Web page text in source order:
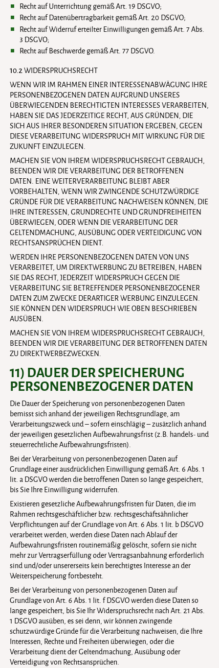
Recht auf Unterrichtung gemäß Art. 19 DSGVO;
Recht auf Datenübertragbarkeit gemäß Art. 20 DSGVO;
Recht auf Widerruf erteilter Einwilligungen gemäß Art. 7 Abs.
3 DSGVO;
Recht auf Beschwerde gemäß Art. 77 DSGVO.
10.2WIDERSPRUCHSRECHT
WENN WIR IM RAHMEN EINER INTERESSENABWÄGUNG IHRE
PERSONENBEZOGENEN DATEN AUFGRUND UNSERES
ÜBERWIEGENDEN BERECHTIGTEN INTERESSES VERARBEITEN,
HABEN SIE DAS JEDERZEITIGE RECHT, AUS GRÜNDEN, DIE
SICH AUS IHRER BESONDEREN SITUATION ERGEBEN, GEGEN
DIESE VERARBEITUNG WIDERSPRUCH MIT WIRKUNG FÜR DIE
ZUKUNFT EINZULEGEN.
MACHEN SIE VON IHREM WIDERSPRUCHSRECHT GEBRAUCH,
BEENDEN WIR DIE VERARBEITUNG DER BETROFFENEN
DATEN. EINE WEITERVERARBEITUNG BLEIBT ABER
VORBEHALTEN, WENN WIR ZWINGENDE SCHUTZWÜRDIGE
GRÜNDE FÜR DIE VERARBEITUNG NACHWEISEN KÖNNEN, DIE
IHRE INTERESSEN, GRUNDRECHTE UND GRUNDFREIHEITEN
ÜBERWIEGEN, ODER WENN DIE VERARBEITUNG DER
GELTENDMACHUNG, AUSÜBUNG ODER VERTEIDIGUNG VON
RECHTSANSPRÜCHEN DIENT.
WERDEN IHRE PERSONENBEZOGENEN DATEN VON UNS
VERARBEITET, UM DIREKTWERBUNG ZU BETREIBEN, HABEN
SIE DAS RECHT, JEDERZEIT WIDERSPRUCH GEGEN DIE
VERARBEITUNG SIE BETREFFENDER PERSONENBEZOGENER
DATEN ZUM ZWECKE DERARTIGER WERBUNG EINZULEGEN.
SIE KÖNNEN DEN WIDERSPRUCH WIE OBEN BESCHRIEBEN
AUSÜBEN.
MACHEN SIE VON IHREM WIDERSPRUCHSRECHT GEBRAUCH,
BEENDEN WIR DIE VERARBEITUNG DER BETROFFENEN DATEN
ZU DIREKTWERBEZWECKEN.
11) DAUER DER SPEICHERUNG
PERSONENBEZOGENER DATEN
Die Dauer der Speicherung von personenbezogenen Daten
bemisst sich anhand der jeweiligen Rechtsgrundlage, am
Verarbeitungszweck und – sofern einschlägig – zusätzlich anhand
der jeweiligen gesetzlichen Aufbewahrungsfrist (z.B. handels- und
steuerrechtliche Aufbewahrungsfristen).
Bei der Verarbeitung von personenbezogenen Daten auf
Grundlage einer ausdrücklichen Einwilligung gemäß Art. 6 Abs. 1
lit. a DSGVO werden die betroffenen Daten so lange gespeichert,
bis Sie Ihre Einwilligung widerrufen.
Existieren gesetzliche Aufbewahrungsfristen für Daten, die im
Rahmen rechtsgeschäftlicher bzw. rechtsgeschäftsähnlicher
Verpflichtungen auf der Grundlage von Art. 6 Abs. 1 lit. b DSGVO
verarbeitet werden, werden diese Daten nach Ablauf der
Aufbewahrungsfristen routinemäßig gelöscht, sofern sie nicht
mehr zur Vertragserfüllung oder Vertragsanbahnung erforderlich
sind und/oder unsererseits kein berechtigtes Interesse an der
Weiterspeicherung fortbesteht.
Bei der Verarbeitung von personenbezogenen Daten auf
Grundlage von Art. 6 Abs. 1 lit. f DSGVO werden diese Daten so
lange gespeichert, bis Sie Ihr Widerspruchsrecht nach Art. 21 Abs.
1 DSGVO ausüben, es sei denn, wir können zwingende
schutzwürdige Gründe für die Verarbeitung nachweisen, die Ihre
Interessen, Rechte und Freiheiten überwiegen, oder die
Verarbeitung dient der Geltendmachung, Ausübung oder
Verteidigung von Rechtsansprüchen.